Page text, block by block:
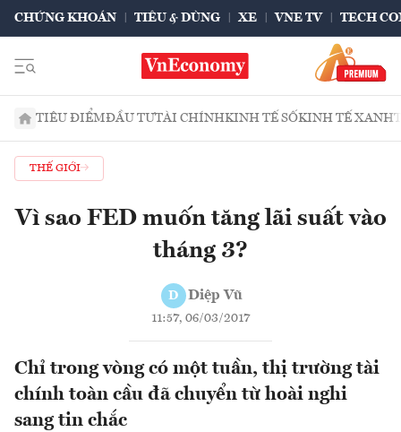
CHỨNG KHOÁN TIÊU & DÙNG XE VNE TV TECH
TIÊU ĐIỂMĐẦU TƯTÀI CHÍNHKINH TẾ SỐKINH TẾ XANH
THẾ GIỚI
Vì sao FED muốn tăng lãi suất vào
tháng 3?
D Diệp Vũ
11:57, 06/03/2017
Chỉ trong vòng có một tuần, thị trường tài
chính toàn cầu đã chuyển từ hoài nghi
sang tin chắc